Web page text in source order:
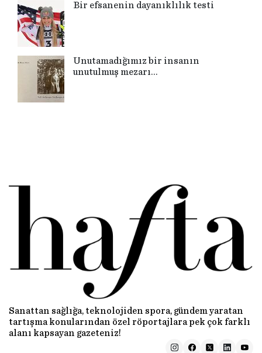
Bir efsanenin dayanıklılık testi
Unutamadığımız bir insanın
unutulmuş mezarı…
Sanattan sağlığa, teknolojiden spora, gündem yaratan
tartışma konularından özel röportajlara pek çok farklı
alanı kapsayan gazeteniz!